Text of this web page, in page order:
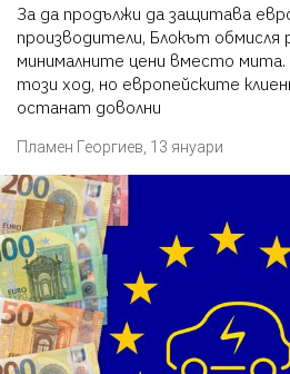
За да продължи да защитава
производители, Блокът обмисля
минималните цени вместо
този ход, но европейските
останат доволни
Пламен Георгиев 13 януари